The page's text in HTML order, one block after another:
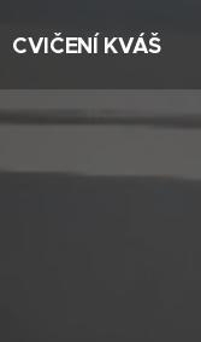
CVIČENÍ KVÁŠ